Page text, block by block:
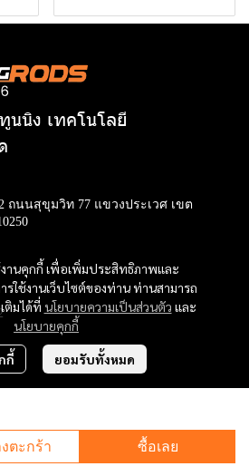
ตะกร้า ซื้อเลย
งานคุกกี้ เพื่อเพิ่มประสิทธิภาพและ
ใช้งานเว็บไซต์ของท่าน ท่านสามารถ
ติมได้ที่ นโยบายความเป็นส่วนตัว และ
นโยบายคุกกี้
กี้ ยอมรับทั้งหมด
นิง เทคโนโลยี
ถนนสุขุมวิท 77 แขวงประเวศ เขต
2025. All Rights Reserved.
By MakeWebEasy